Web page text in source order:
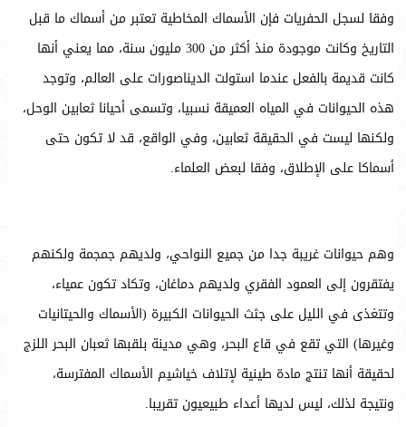
وفقا لسجل الحفريات فإن الأسماك المخاطية تعتبر من أسماك ما قبل
التاريخ وكانت موجودة منذ أكثر من 300 مليون سنة، مما يعني أنها
كانت قديمة بالفعل عندما استولت الديناصورات على العالم، وتوجد
هذه الحيوانات في المياه العميقة نسبيا، وتسمى أحيانا ثعابين الوحل،
ولكنها ليست في الحقيقة ثعابين، وفي الواقع، قد لا تكون حتى
أسماكا على الإطلاق، وفقا لبعض العلماء.
وهم حيوانات غريبة جدا من جميع النواحي، ولديهم جمجمة ولكنهم
يفتقرون إلى العمود الفقري ولديهم دماغان، وتكاد تكون عمياء،
وتتغذى في الليل على جثث الحيوانات الكبيرة (الأسماك والحيتانيات
وغيرها) التي تقع في قاع البحر، وهي مدينة بلقبها ثعبان البحر اللزج
لحقيقة أنها تنتج مادة طينية لإتلاف خياشيم الأسماك المفترسة،
ونتيجة لذلك، ليس لديها أعداء طبيعيون تقريبا.